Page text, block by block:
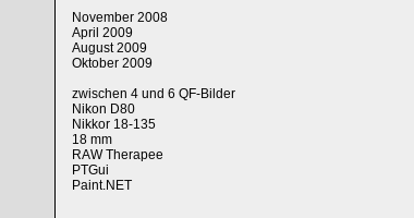
November 2008
April 2009
August 2009
Oktober 2009
zwischen 4 und 6 QF-Bilder
Nikon D80
Nikkor 18-135
18 mm
RAW Therapee
PTGui
Paint.NET